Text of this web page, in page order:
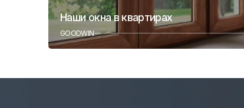
Наши окна в квартирах
GOODWIN